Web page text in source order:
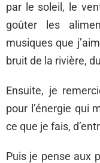
par le soleil, le
goûter les
musiques que
bruit de la rivière,
Ensuite, je
pour l’énergie qui
ce que je fais,
Puis je pense aux